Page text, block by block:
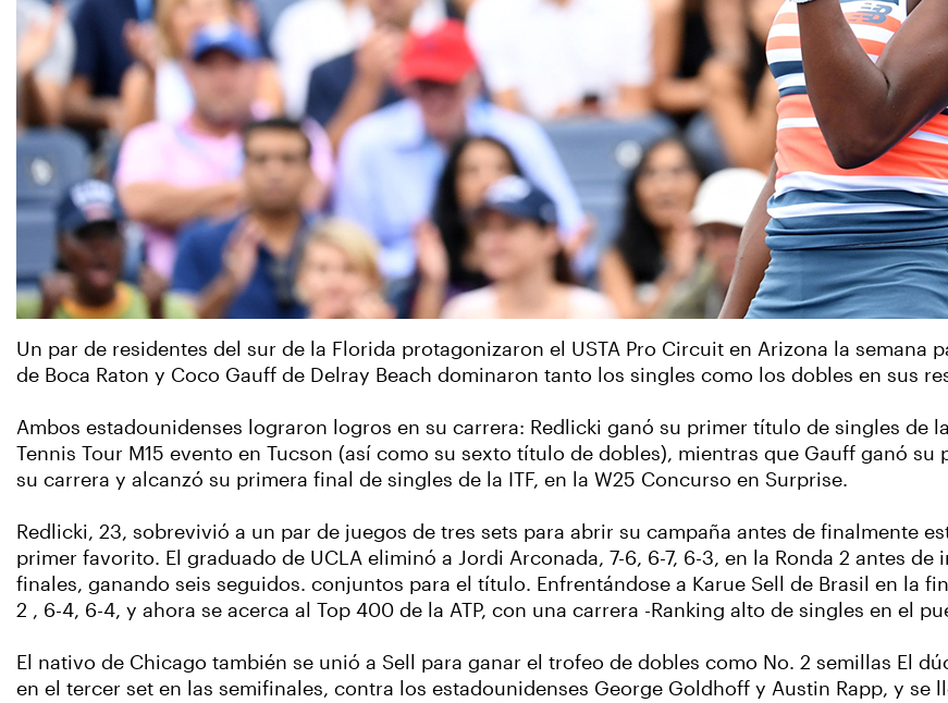
Un par de residentes del sur de la Florida protagonizaron el USTA Pro Circuit en Arizona la semana
de Boca Raton y Coco Gauff de Delray Beach dominaron tanto los singles como los dobles en sus
Ambos estadounidenses lograron logros en su carrera: Redlicki ganó su primer título de singles de
Tennis Tour M15 evento en Tucson (así como su sexto título de dobles), mientras que Gauff ganó su
su carrera y alcanzó su primera final de singles de la ITF, en la W25 Concurso en Surprise.
Redlicki, 23, sobrevivió a un par de juegos de tres sets para abrir su campaña antes de finalmente
primer favorito. El graduado de UCLA eliminó a Jordi Arconada, 7-6, 6-7, 6-3, en la Ronda 2 antes
finales, ganando seis seguidos. conjuntos para el título. Enfrentándose a Karue Sell de Brasil en la
2 , 6-4, 6-4, y ahora se acerca al Top 400 de la ATP, con una carrera -Ranking alto de singles en el
El nativo de Chicago también se unió a Sell para ganar el trofeo de dobles como No. 2 semillas El
en el tercer set en las semifinales, contra los estadounidenses George Goldhoff y Austin Rapp, y se